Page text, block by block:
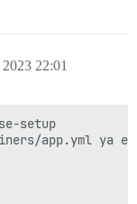
22:01
setup
app.yml ya